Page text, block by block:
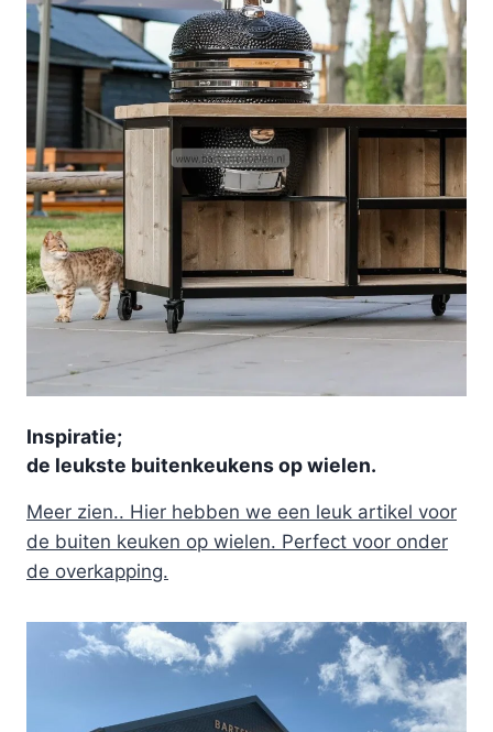
Inspiratie;
de leukste buitenkeukens op wielen.
Meer zien.. Hier hebben we een leuk artikel voor
de buiten keuken op wielen. Perfect voor onder
de overkapping.